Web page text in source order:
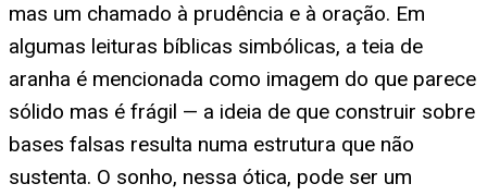
mas um chamado à prudência e à oração. Em
algumas leituras bíblicas simbólicas, a teia de
aranha é mencionada como imagem do que parece
sólido mas é frágil — a ideia de que construir sobre
bases falsas resulta numa estrutura que não
sustenta. O sonho, nessa ótica, pode ser um